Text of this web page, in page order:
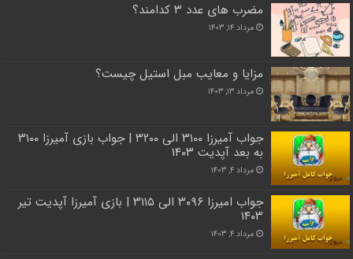
مضرب های عدد ۳ کدامند؟
مرداد ۱۴, ۱۴۰۳
مزایا و معایب مبل استیل چیست؟
مرداد ۱۳, ۱۴۰۳
جواب آمیرزا ۳۱۰۰ الی ۳۲۰۰ | جواب بازی آمیرزا ۳۱۰۰
به بعد آپدیت ۱۴۰۳
مرداد ۴, ۱۴۰۳
جواب امیرزا ۳۰۹۶ الی ۳۱۱۵ | بازی آمیرزا آپدیت تیر
۱۴۰۳
مرداد ۴, ۱۴۰۳